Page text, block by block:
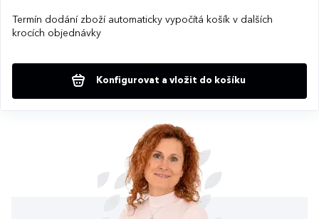
Termín dodání zboží automaticky vypočítá košík v dalších
krocích objednávky
Konfigurovat a vložit do košíku